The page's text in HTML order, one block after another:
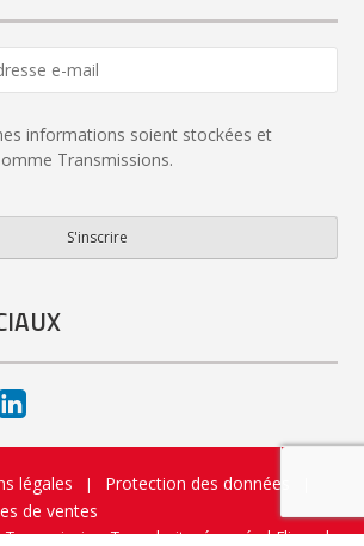
informations soient stockées et
Transmissions.
S'inscrire
légales | Protection des données
de ventes
Transmission. Tous droits réservés|Flippad